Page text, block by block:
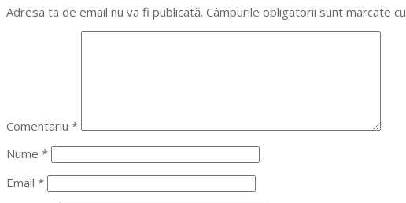
Adresa ta de email nu va fi publicată. Câmpurile obligatorii sunt marcate cu
Comentariu *
Nume *
Email *